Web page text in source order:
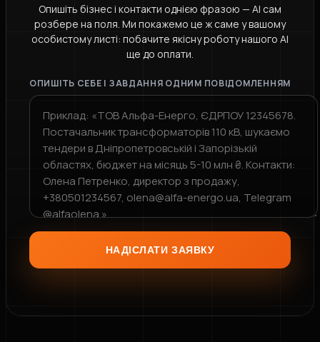
Опишіть бізнес і контакти однією фразою — AI сам
розбере на поля. Ми покажемо це ж саме у вашому
особистому листі: побачите якісну роботу нашого AI
ще до оплати.
ОПИШІТЬ СЕБЕ І ЗАВДАННЯ ОДНИМ ПОВІДОМЛЕННЯМ
НАДІСЛАТИ ЗАЯВКУ